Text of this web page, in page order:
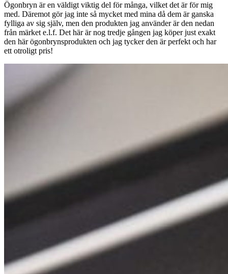
Ögonbryn är en väldigt viktig del för många, vilket det är för mig
med. Däremot gör jag inte så mycket med mina då dem är ganska
fylliga av sig själv, men den produkten jag använder är den nedan
från märket e.l.f. Det här är nog tredje gången jag köper just exakt
den här ögonbrynsprodukten och jag tycker den är perfekt och har
ett otroligt pris!